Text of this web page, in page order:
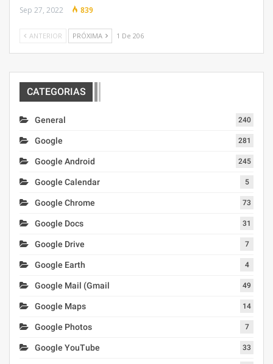
Sep 27, 2022 839
ANTERIOR PRÓXIMA 1 De 206
CATEGORIAS
General 240
Google 281
Google Android 245
Google Calendar 5
Google Chrome 73
Google Docs 31
Google Drive 7
Google Earth 4
Google Mail (Gmail 49
Google Maps 14
Google Photos 7
Google YouTube 33